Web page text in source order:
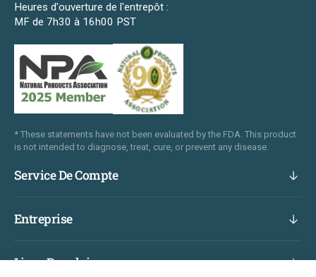
Heures d'ouverture de l'entrepôt :
MF de 7h30 à 16h00 PST
* These statements have not been evaluated by the FDA. This product
is not intended to diagnose, treat, cure, or prevent any disease.
Service De Compte
Entreprise
Liens Populaires